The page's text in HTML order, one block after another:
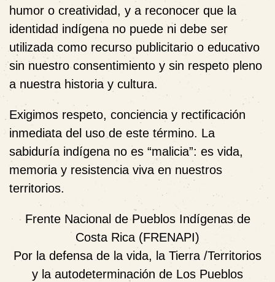
humor o creatividad, y a reconocer que la
identidad indígena no puede ni debe ser
utilizada como recurso publicitario o educativo
sin nuestro consentimiento y sin respeto pleno
a nuestra historia y cultura.
Exigimos respeto, conciencia y rectificación
inmediata del uso de este término. La
sabiduría indígena no es “malicia”: es vida,
memoria y resistencia viva en nuestros
territorios.
Frente Nacional de Pueblos Indígenas de
Costa Rica (FRENAPI)
Por la defensa de la vida, la Tierra /Territorios
y la autodeterminación de Los Pueblos